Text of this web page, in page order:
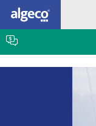
Hoppa
huvudinnehåll